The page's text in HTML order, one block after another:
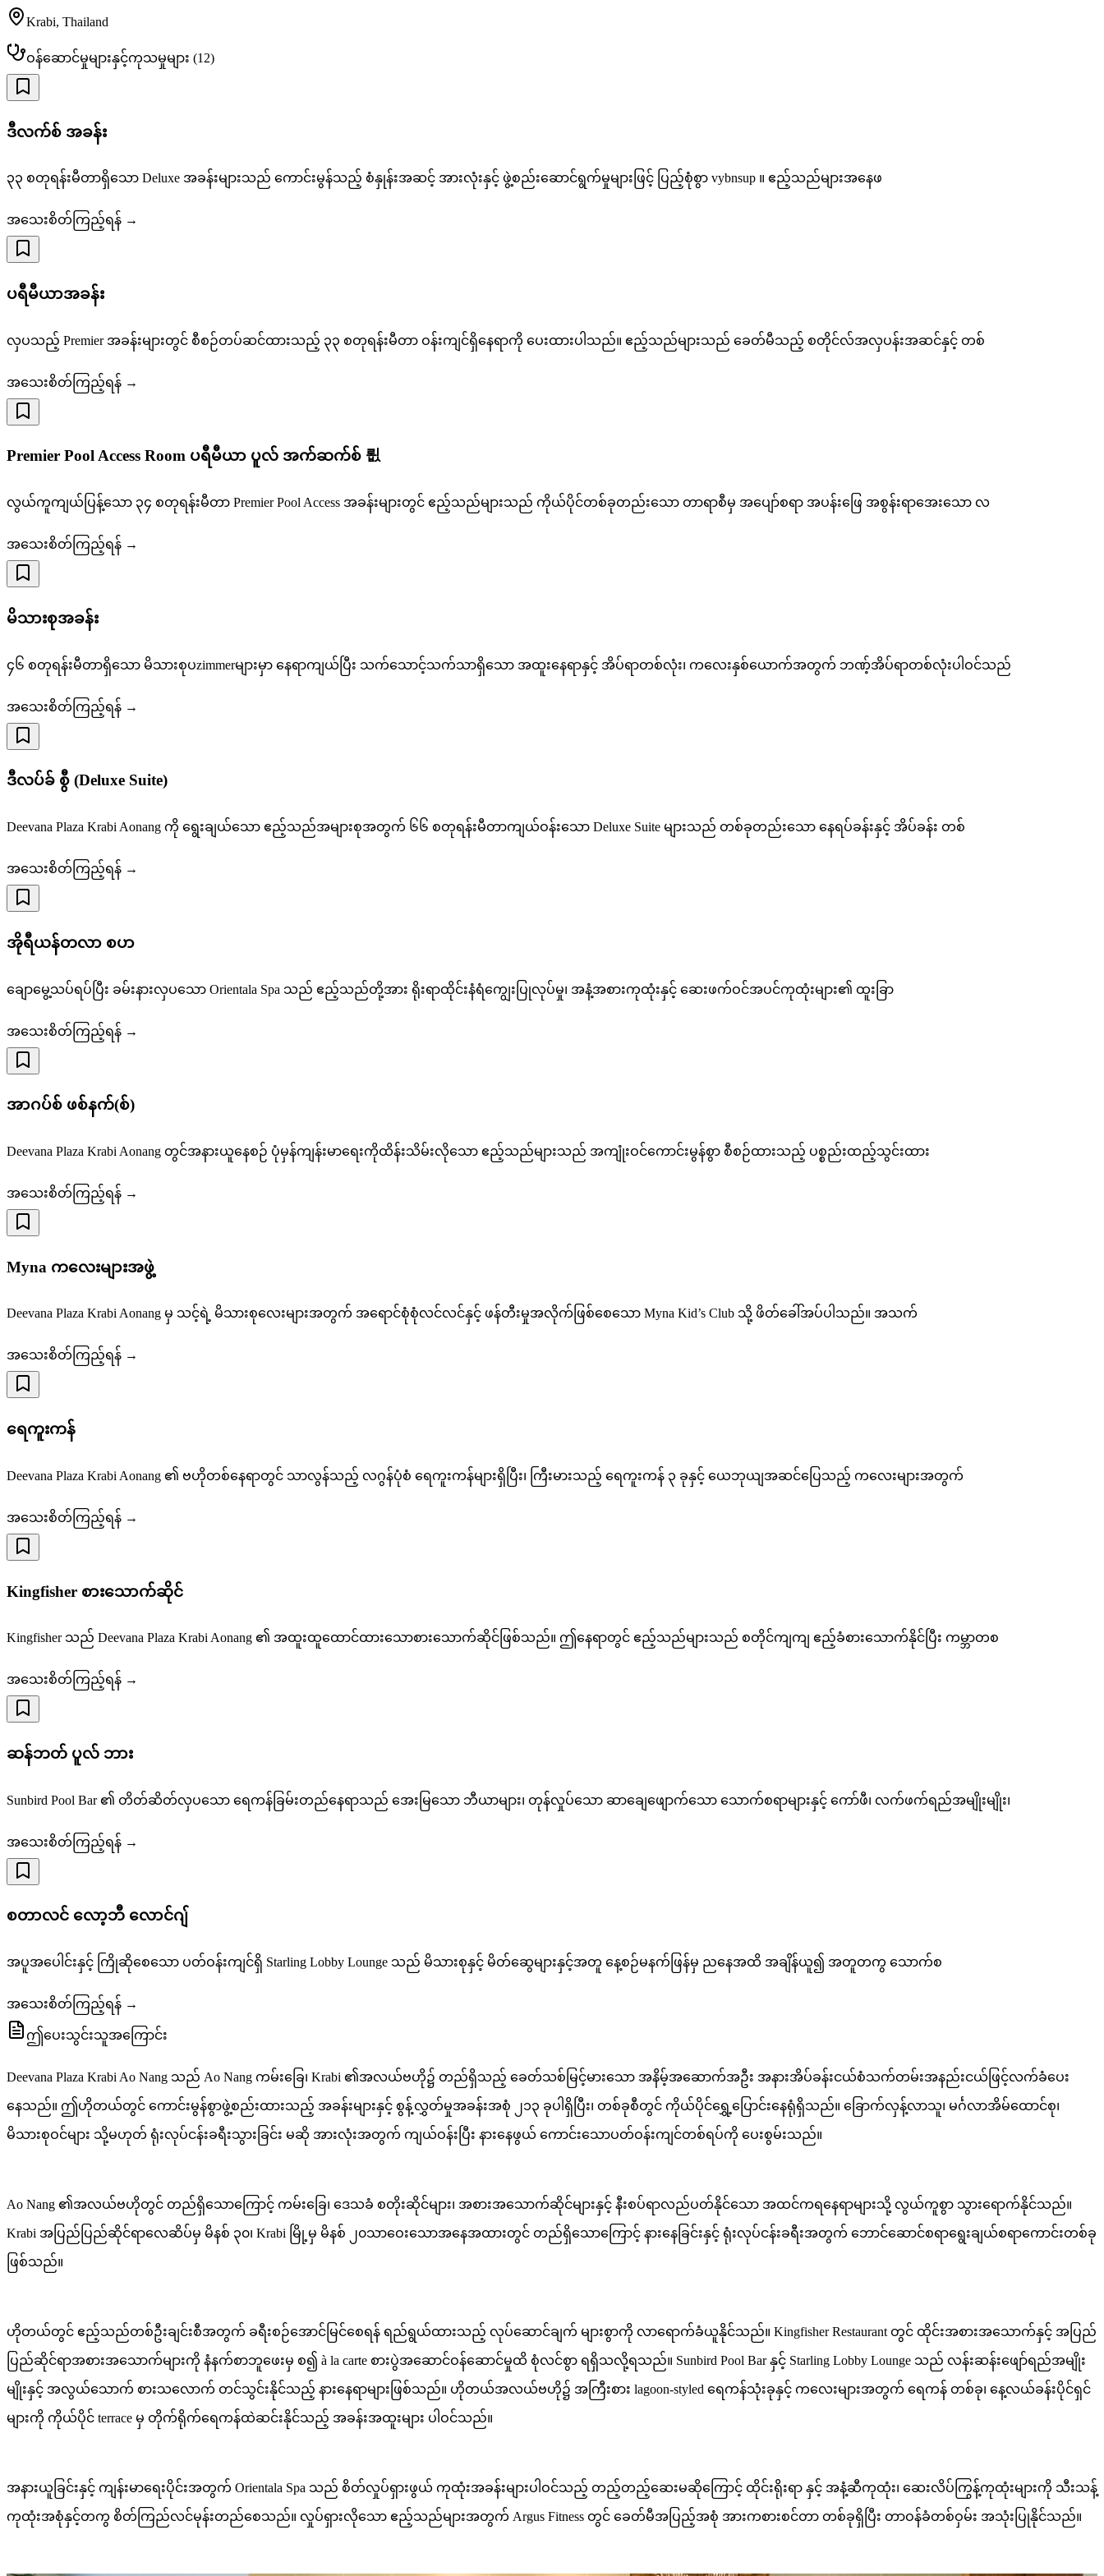
Krabi, Thailand
ဝန်ဆောင်မှုများနှင့်ကုသမှုများ (12)
ဒီလက်စ် အခန်း
၃၃ စတုရန်းမီတာရှိသော Deluxe အခန်းများသည် ကောင်းမွန်သည့် စံနှုန်းအဆင့် အားလုံးနှင့် ဖွဲ့စည်းဆောင်ရွက်မှုများဖြင့် ပြည့်စုံစွာ vybnsup ။ ဧည့်သည်များအနေဖ
အသေးစိတ်ကြည့်ရန် →
ပရီမီယာအခန်း
လှပသည့် Premier အခန်းများတွင် စီစဉ်တပ်ဆင်ထားသည့် ၃၃ စတုရန်းမီတာ ဝန်းကျင်ရှိနေရာကို ပေးထားပါသည်။ ဧည့်သည်များသည် ခေတ်မီသည့် စတိုင်လ်အလှပန်းအဆင်နှင့် တစ်
အသေးစိတ်ကြည့်ရန် →
Premier Pool Access Room ပရီမီယာ ပူလ် အက်ဆက်စ် 룂
လွယ်ကူကျယ်ပြန့်သော ၃၄ စတုရန်းမီတာ Premier Pool Access အခန်းများတွင် ဧည့်သည်များသည် ကိုယ်ပိုင်တစ်ခုတည်းသော တာရာစီမှ အပျော်စရာ အပန်းဖြေ အစွန်းရာအေးသော လ
အသေးစိတ်ကြည့်ရန် →
မိသားစုအခန်း
၄၆ စတုရန်းမီတာရှိသော မိသားစုပzimmerများမှာ နေရာကျယ်ပြီး သက်သောင့်သက်သာရှိသော အထူးနေရာနှင့် အိပ်ရာတစ်လုံး၊ ကလေးနှစ်ယောက်အတွက် ဘဏ့်အိပ်ရာတစ်လုံးပါဝင်သည်
အသေးစိတ်ကြည့်ရန် →
ဒီလပ်ခ် စွီ (Deluxe Suite)
Deevana Plaza Krabi Aonang ကို ရွေးချယ်သော ဧည့်သည်အများစုအတွက် ၆၆ စတုရန်းမီတာကျယ်ဝန်းသော Deluxe Suite များသည် တစ်ခုတည်းသော နေရပ်ခန်းနှင့် အိပ်ခန်း တစ်
အသေးစိတ်ကြည့်ရန် →
အိုရီယန်တလာ စပာ
ချောမွေ့သပ်ရပ်ပြီး ခမ်းနားလှပသော Orientala Spa သည် ဧည့်သည်တို့အား ရိုးရာထိုင်းနံရံကျွေးပြုလုပ်မှု၊ အနံ့အစားကုထုံးနှင့် ဆေးဖက်ဝင်အပင်ကုထုံးများ၏ ထူးခြာ
အသေးစိတ်ကြည့်ရန် →
အာဂပ်စ် ဖစ်နက်(စ်)
Deevana Plaza Krabi Aonang တွင်အနားယူနေစဉ် ပုံမှန်ကျန်းမာရေးကိုထိန်းသိမ်းလိုသော ဧည့်သည်များသည် အကျုံးဝင်ကောင်းမွန်စွာ စီစဉ်ထားသည့် ပစ္စည်းထည့်သွင်းထား
အသေးစိတ်ကြည့်ရန် →
Myna ကလေးများအဖွဲ့
Deevana Plaza Krabi Aonang မှ သင့်ရဲ့ မိသားစုလေးများအတွက် အရောင်စုံစုံလင်လင်နှင့် ဖန်တီးမှုအလိုက်ဖြစ်စေသော Myna Kid’s Club သို့ ဖိတ်ခေါ်အပ်ပါသည်။ အသက်
အသေးစိတ်ကြည့်ရန် →
ရေကူးကန်
Deevana Plaza Krabi Aonang ၏ ဗဟိုတစ်နေရာတွင် သာလွန်သည့် လဂွန်ပုံစံ ရေကူးကန်များရှိပြီး၊ ကြီးမားသည့် ရေကူးကန် ၃ ခုနှင့် ယေဘုယျအဆင်ပြေသည့် ကလေးများအတွက်
အသေးစိတ်ကြည့်ရန် →
Kingfisher စားသောက်ဆိုင်
Kingfisher သည် Deevana Plaza Krabi Aonang ၏ အထူးထူထောင်ထားသောစားသောက်ဆိုင်ဖြစ်သည်။ ဤနေရာတွင် ဧည့်သည်များသည် စတိုင်ကျကျ ဧည့်ခံစားသောက်နိုင်ပြီး ကမ္ဘာတစ
အသေးစိတ်ကြည့်ရန် →
ဆန်ဘတ် ပူလ် ဘား
Sunbird Pool Bar ၏ တိတ်ဆိတ်လှပသော ရေကန်ခြမ်းတည်နေရာသည် အေးမြသော ဘီယာများ၊ တုန်လှုပ်သော ဆာချေဖျောက်သော သောက်စရာများနှင့် ကော်ဖီ၊ လက်ဖက်ရည်အမျိုးမျိုး၊
အသေးစိတ်ကြည့်ရန် →
စတာလင် လော့ဘီ လောင်ဂျ်
အပူအပေါင်းနှင့် ကြိုဆိုစေသော ပတ်ဝန်းကျင်ရှိ Starling Lobby Lounge သည် မိသားစုနှင့် မိတ်ဆွေများနှင့်အတူ နေ့စဉ်မနက်ဖြန်မှ ညနေအထိ အချိန်ယူ၍ အတူတကွ သောက်စ
အသေးစိတ်ကြည့်ရန် →
ဤပေးသွင်းသူအကြောင်း
Deevana Plaza Krabi Ao Nang သည် Ao Nang ကမ်းခြေ၊ Krabi ၏အလယ်ဗဟို၌ တည်ရှိသည့် ခေတ်သစ်မြင့်မားသော အနိမ့်အဆောက်အဦး အနားအိပ်ခန်းငယ်စံသက်တမ်းအနည်းငယ်ဖြင့်လက်ခံပေး
နေသည်။ ဤဟိုတယ်တွင် ကောင်းမွန်စွာဖွဲ့စည်းထားသည့် အခန်းများနှင့် စွန့်လွှတ်မှုအခန်းအစုံ ၂၁၃ ခုပါရှိပြီး၊ တစ်ခုစီတွင် ကိုယ်ပိုင်ရွှေ့ပြောင်းနေရုံရှိသည်။ ခြောက်လှန့်လာသူ၊ မင်္ဂလာအိမ်ထောင်စု၊
မိသားစုဝင်များ သို့မဟုတ် ရုံးလုပ်ငန်းခရီးသွားခြင်း မဆို အားလုံးအတွက် ကျယ်ဝန်းပြီး နားနေဖွယ် ကောင်းသောပတ်ဝန်းကျင်တစ်ရပ်ကို ပေးစွမ်းသည်။
Ao Nang ၏အလယ်ဗဟိုတွင် တည်ရှိသောကြောင့် ကမ်းခြေ၊ ဒေသခံ စတိုးဆိုင်များ၊ အစားအသောက်ဆိုင်များနှင့် နီးစပ်ရာလည်ပတ်နိုင်သော အထင်ကရနေရာများသို့ လွယ်ကူစွာ သွားရောက်နိုင်သည်။
Krabi အပြည်ပြည်ဆိုင်ရာလေဆိပ်မှ မိနစ် ၃၀၊ Krabi မြို့မှ မိနစ် ၂၀သာဝေးသောအနေအထားတွင် တည်ရှိသောကြောင့် နားနေခြင်းနှင့် ရုံးလုပ်ငန်းခရီးအတွက် ဘောင်ဆောင်စရာရွေးချယ်စရာကောင်းတစ်ခု
ဖြစ်သည်။
ဟိုတယ်တွင် ဧည့်သည်တစ်ဦးချင်းစီအတွက် ခရီးစဉ်အောင်မြင်စေရန် ရည်ရွယ်ထားသည့် လုပ်ဆောင်ချက် များစွာကို လာရောက်ခံယူနိုင်သည်။ Kingfisher Restaurant တွင် ထိုင်းအစားအသောက်နှင့် အပြည်
ပြည်ဆိုင်ရာအစားအသောက်များကို နံနက်စာဘူဖေးမှ စ၍ à la carte စားပွဲအဆောင်ဝန်ဆောင်မှုထိ စုံလင်စွာ ရရှိသလို့ရသည်။ Sunbird Pool Bar နှင့် Starling Lobby Lounge သည် လန်းဆန်းဖျော်ရည်အမျိုး
မျိုးနှင့် အလွယ်သောက် စားသလောက် တင်သွင်းနိုင်သည့် နားနေရာများဖြစ်သည်။ ဟိုတယ်အလယ်ဗဟို၌ အကြီးစား lagoon-styled ရေကန်သုံးခုနှင့် ကလေးများအတွက် ရေကန် တစ်ခု၊ နေ့လယ်ခန်းပိုင်ရှင်
များကို ကိုယ်ပိုင် terrace မှ တိုက်ရိုက်ရေကန်ထဲဆင်းနိုင်သည့် အခန်းအထူးများ ပါဝင်သည်။
အနားယူခြင်းနှင့် ကျန်းမာရေးပိုင်းအတွက် Orientala Spa သည် စိတ်လှုပ်ရှားဖွယ် ကုထုံးအခန်းများပါဝင်သည့် တည့်တည့်ဆေးမဆိုကြောင့် ထိုင်းရိုးရာ နှင့် အနံ့ဆီကုထုံး၊ ဆေးလိပ်ကြွန့်ကုထုံးများကို သီးသန့်
ကုထုံးအစုံနှင့်တကွ စိတ်ကြည်လင်မုန်းတည်စေသည်။ လှုပ်ရှားလိုသော ဧည့်သည်များအတွက် Argus Fitness တွင် ခေတ်မီအပြည့်အစုံ အားကစားစင်တာ တစ်ခုရှိပြီး တာဝန်ခံတစ်ဝှမ်း အသုံးပြုနိုင်သည်။